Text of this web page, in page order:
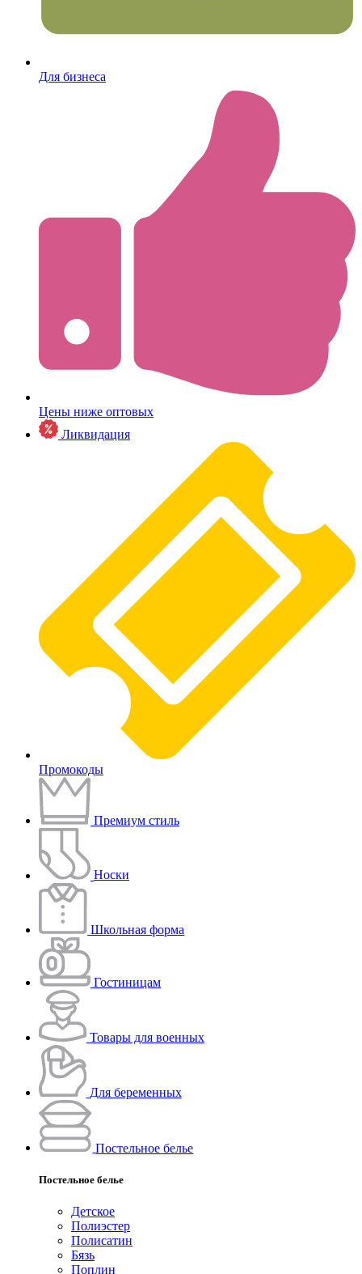
Для бизнеса
Цены ниже оптовых
Ликвидация
Промокоды
Премиум стиль
Носки
Школьная форма
Гостиницам
Товары для военных
Для беременных
Постельное белье
Постельное белье
Детское
Полиэстeр
Полисатин
Бязь
Поплин